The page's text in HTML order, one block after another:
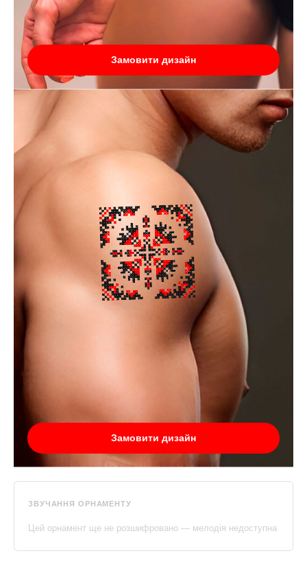
Замовити дизайн
Замовити дизайн
ЗВУЧАННЯ ОРНАМЕНТУ
Цей орнамент ще не розшифровано — мелодія недоступна